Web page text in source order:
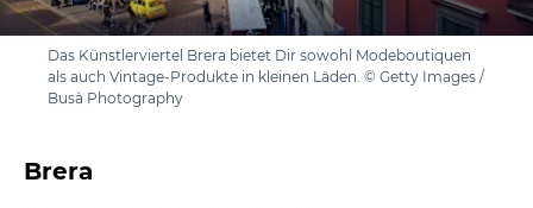
Das Künstlerviertel Brera bietet Dir sowohl Modeboutiquen
als auch Vintage-Produkte in kleinen Läden. © Getty Images /
Busà Photography
Brera